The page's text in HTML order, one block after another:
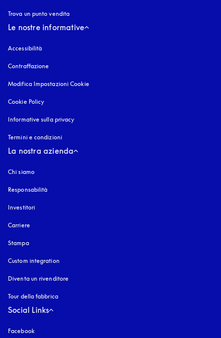
Trova un punto vendita
Le nostre informative
Accessibilità
Contraffazione
Modifica Impostazioni Cookie
Cookie Policy
Informative sulla privacy
Termini e condizioni
La nostra azienda
Chi siamo
Responsabilità
Investitori
Carriere
Stampa
Custom integration
Diventa un rivenditore
Tour della fabbrica
Social Links
Facebook